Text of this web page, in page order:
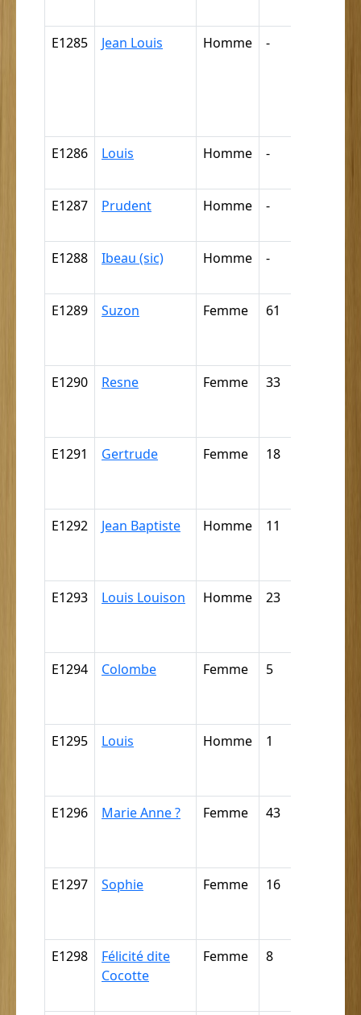
E1285
Jean Louis Homme -
E1286
Louis Homme -
E1287
Prudent Homme -
E1288
Ibeau (sic) Homme -
E1289
Suzon Femme 61
E1290 Resne Femme 33
E1291 Gertrude Femme 18
E1292 Jean Baptiste Homme 11
E1293 Louis Louison Homme 23
E1294 Colombe Femme 5
E1295 Louis Homme 1
E1296 Marie Anne ? Femme 43
E1297 Sophie Femme 16
E1298
Félicité dite
Cocotte
Femme 8